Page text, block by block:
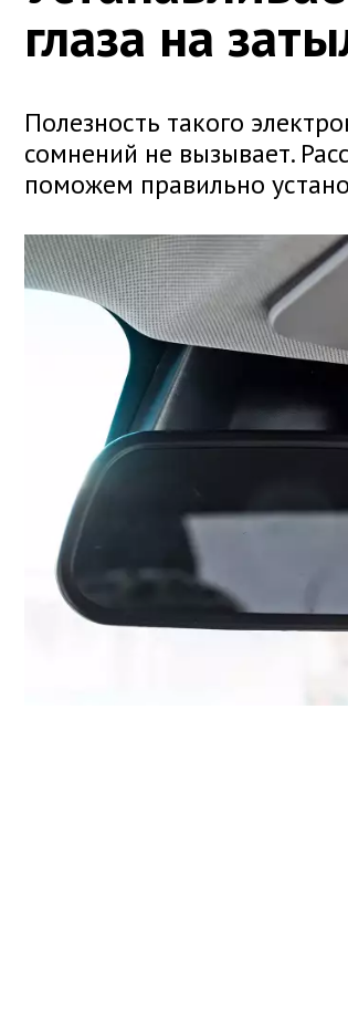
глаза на
Полезность такого
сомнений не вызывает.
поможем правильно